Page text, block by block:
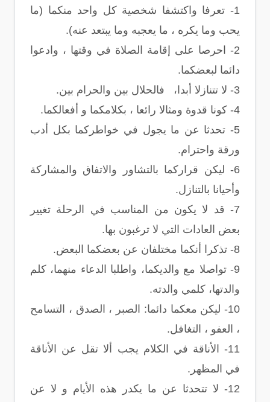
1- تعرفا واكتشفا شخصية كل واحد منكما (ما
يحب وما يكره ، ما يعجبه وما يبتعد عنه).
2- احرصا على إقامة الصلاة في وقتها ، وادعوا
دائما لبعضكما.
3- لا تتنازلا أبدا، فالحلال بين والحرام بين.
4- كونا قدوة ومثالا رائعا ، بكلامكما و أفعالكما.
5- تحدثا عن ما يجول في خواطركما بكل أدب
ورقة واحترام.
6- ليكن قراركما بالتشاور والاتفاق والمشاركة
وأحيانا بالتنازل.
7- قد لا يكون من المناسب في الرحلة تغيير
بعض العادات التي لا ترغبون بها.
8- تذكرا أنكما مختلفان عن بعضكما البعض.
9- تواصلا مع والديكما، واطلبا الدعاء منهما، كلم
والدتها، كلمي والدته.
10- ليكن معكما دائما: الصبر ، الصدق ، التسامح
، العفو ، التغافل.
11- الأناقة في الكلام يجب ألا تقل عن الأناقة
في المظهر.
12- لا تتحدثا عن ما يكدر هذه الأيام و لا عن